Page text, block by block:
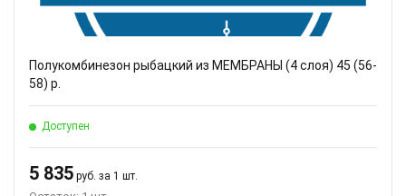
Полукомбинезон рыбацкий из МЕМБРАНЫ (4 слоя) 45 (56-
58) р.
Доступен
5 835 руб. за 1 шт.